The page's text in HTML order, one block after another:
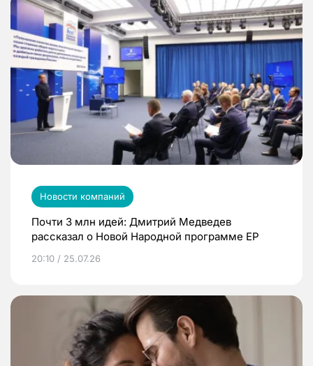
Новости компаний
Почти 3 млн идей: Дмитрий Медведев
рассказал о Новой Народной программе ЕР
20:10 / 25.07.26